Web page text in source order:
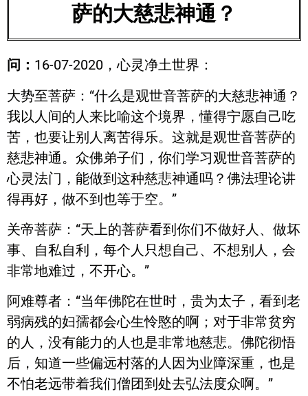
萨的大慈悲神通？
问： 16-07-2020，心灵净土世界：
大势至菩萨：“什么是观世音菩萨的大慈悲神通？
我以人间的人来比喻这个境界，懂得宁愿自己吃
苦，也要让别人离苦得乐。这就是观世音菩萨的
慈悲神通。众佛弟子们，你们学习观世音菩萨的
心灵法门，能做到这种慈悲神通吗？佛法理论讲
得再好，做不到也等于空。”
关帝菩萨：“天上的菩萨看到你们不做好人、做坏
事、自私自利，每个人只想自己、不想别人，会
非常地难过，不开心。”
阿难尊者：“当年佛陀在世时，贵为太子，看到老
弱病残的妇孺都会心生怜愍的啊；对于非常贫穷
的人，没有能力的人也是非常地慈悲。佛陀彻悟
后，知道一些偏远村落的人因为业障深重，也是
不怕老远带着我们僧团到处去弘法度众啊。”